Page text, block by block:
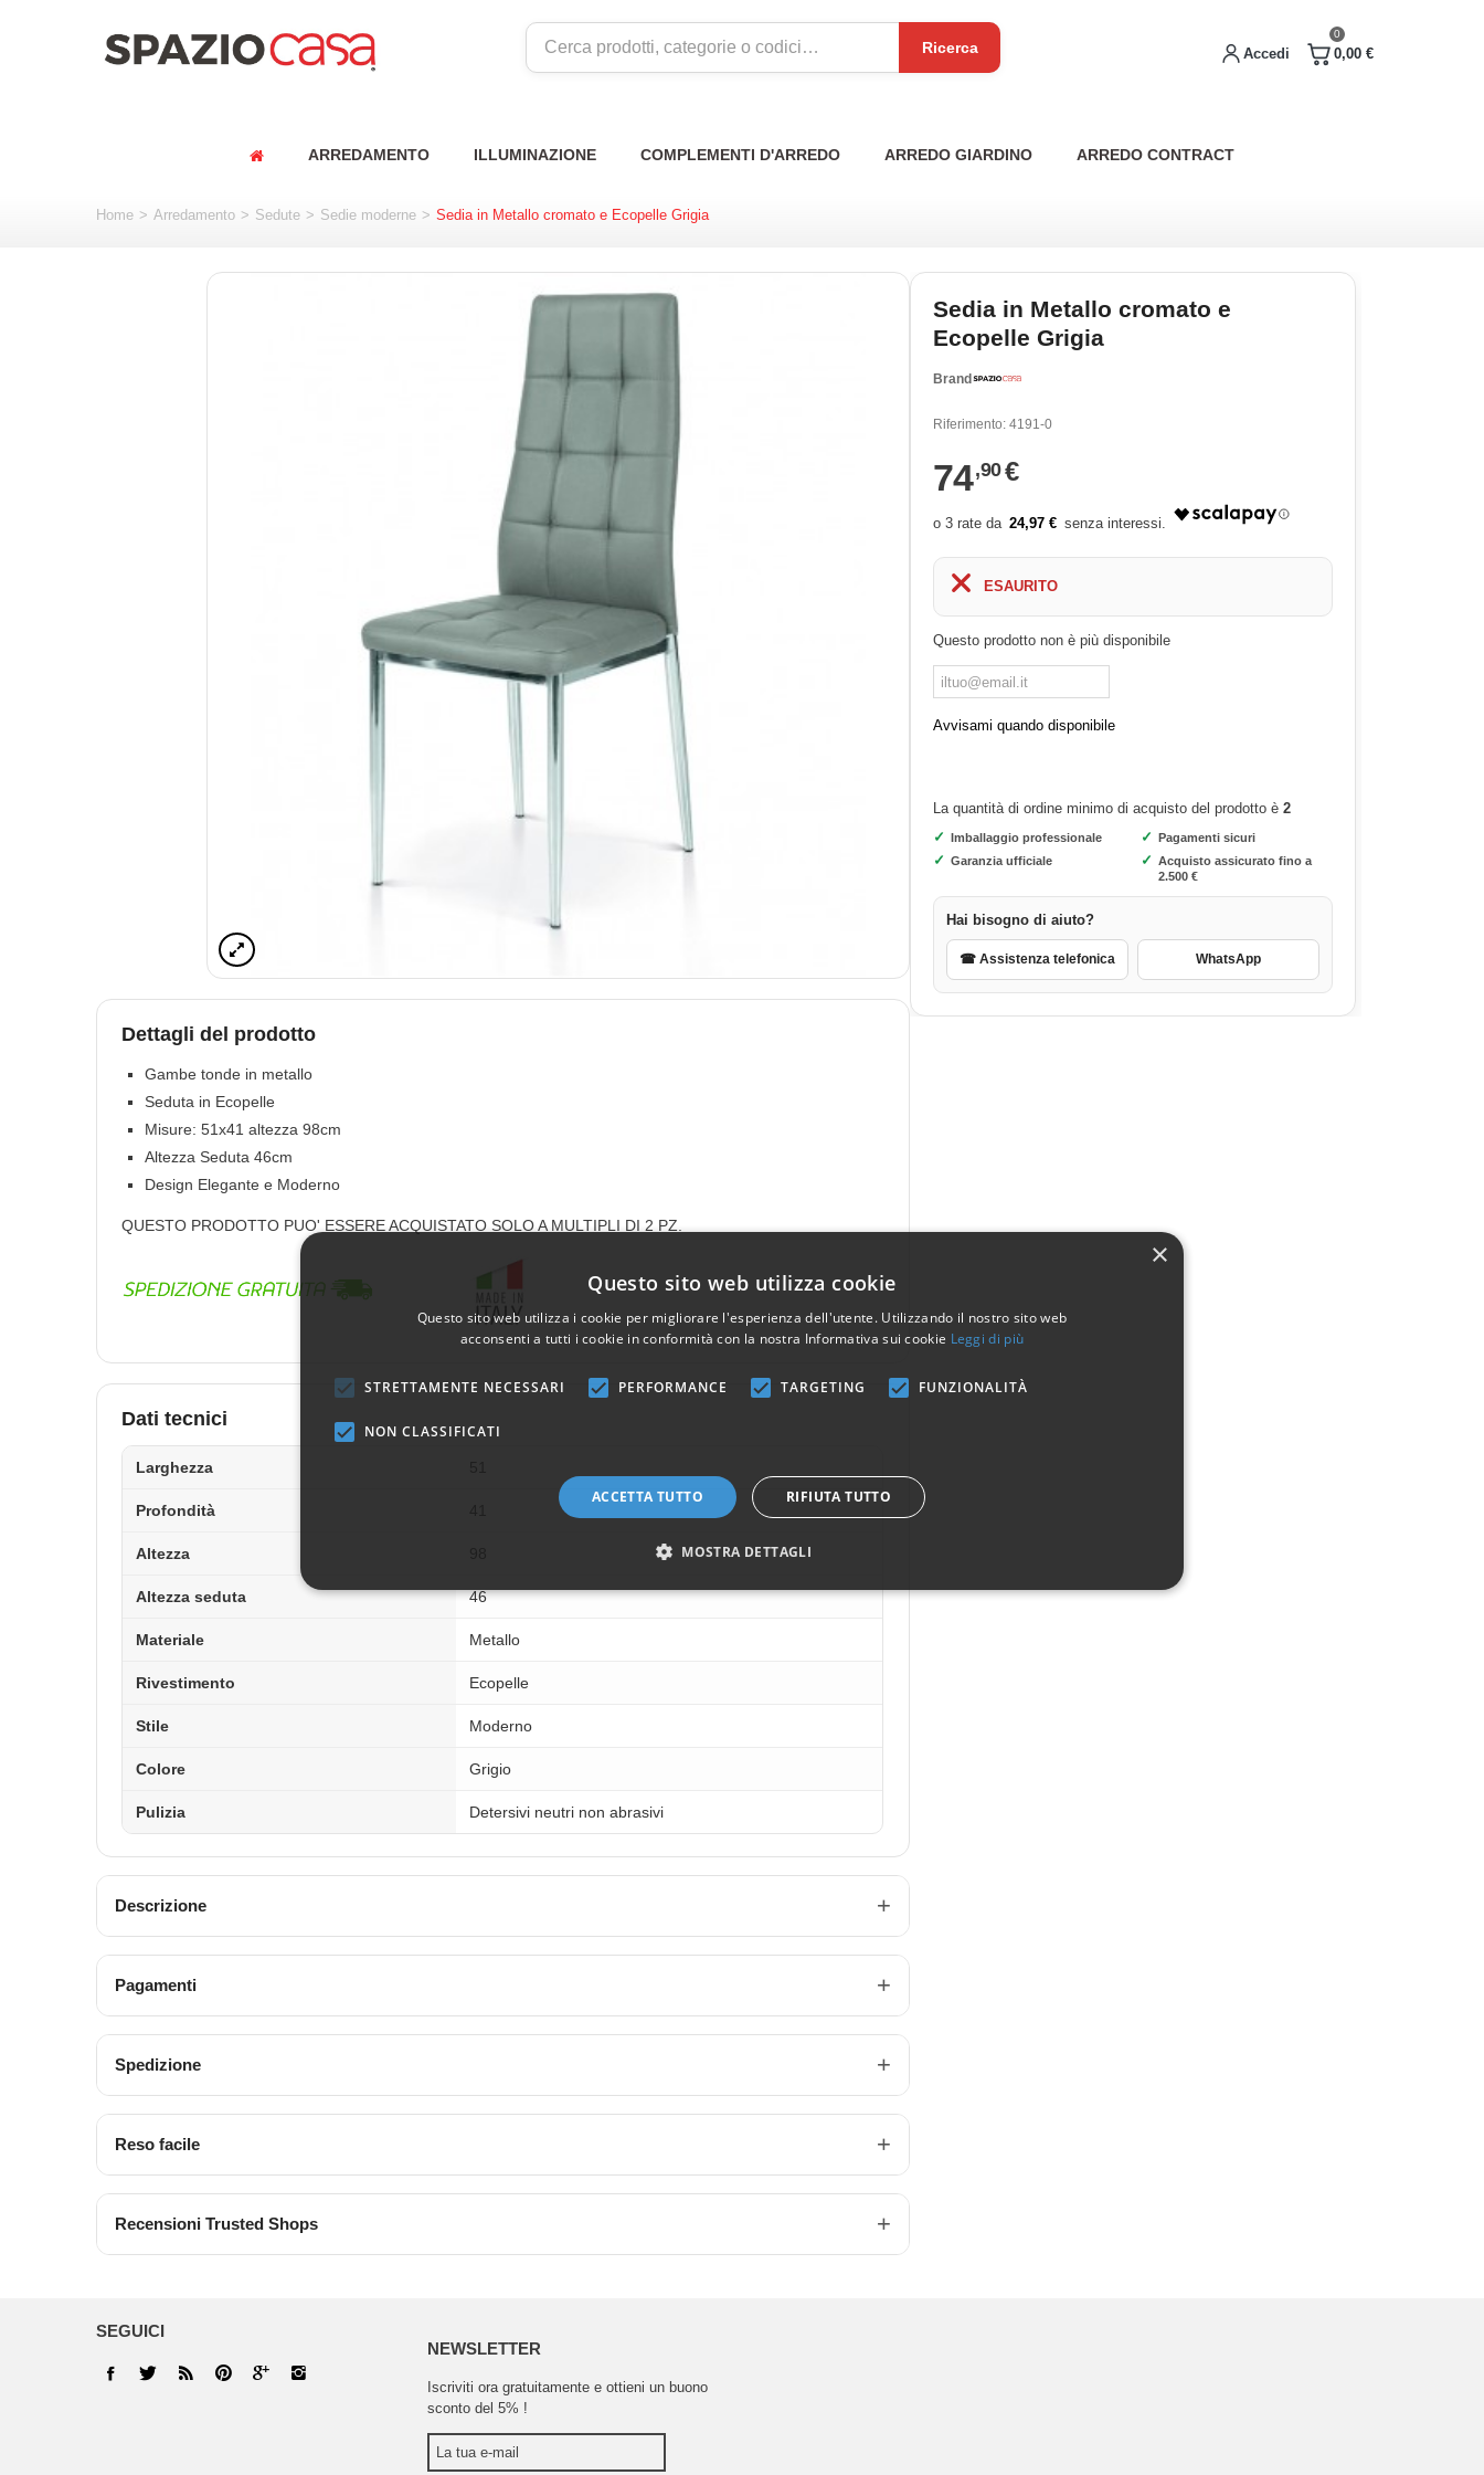
0
0,00 €
Accedi
Ricerca
ARREDAMENTO ILLUMINAZIONE COMPLEMENTI D'ARREDO ARREDO GIARDINO ARREDO CONTRACT
Home > Arredamento > Sedute > Sedie moderne > Sedia in Metallo cromato e Ecopelle Grigia
Dettagli del prodotto
Gambe tonde in metallo
Seduta in Ecopelle
Misure: 51x41 altezza 98cm
Altezza Seduta 46cm
Design Elegante e Moderno
QUESTO PRODOTTO PUO' ESSERE ACQUISTATO SOLO A MULTIPLI DI 2 PZ.
Dati tecnici
Larghezza
Profondità
Altezza
Altezza seduta 46
Materiale Metallo
Rivestimento Ecopelle
Stile Moderno
Colore Grigio
Pulizia Detersivi neutri non abrasivi
Descrizione
Pagamenti
Spedizione
Reso facile
Recensioni Trusted Shops
Sedia in Metallo cromato e
Ecopelle Grigia
Brand
Riferimento: 4191-0
74,90€
24,97 €
ESAURITO
Questo prodotto non è più disponibile
Avvisami quando disponibile
La quantità di ordine minimo di acquisto del prodotto è 2
✓ Imballaggio professionale ✓ Pagamenti sicuri
✓ Garanzia ufficiale ✓ Acquisto assicurato fino a
2.500 €
Hai bisogno di aiuto?
☎ Assistenza telefonica WhatsApp
SEGUICI
NEWSLETTER
Iscriviti ora gratuitamente e ottieni un buono
sconto del 5% !
×
Questo sito web utilizza cookie
Questo sito web utilizza i cookie per migliorare l'esperienza dell'utente. Utilizzando il nostro sito web
acconsenti a tutti i cookie in conformità con la nostra Informativa sui cookie Leggi di più
STRETTAMENTE NECESSARI PERFORMANCE TARGETING FUNZIONALITÀ
NON CLASSIFICATI
ACCETTA TUTTO RIFIUTA TUTTO
MOSTRA DETTAGLI